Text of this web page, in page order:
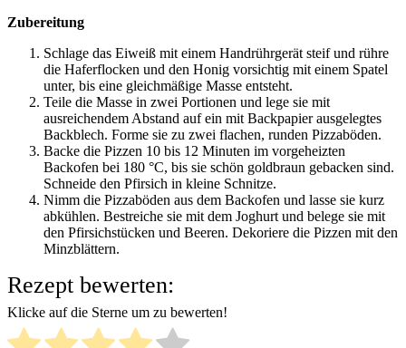
Zubereitung
Schlage das Eiweiß mit einem Handrührgerät steif und rühre
die Haferflocken und den Honig vorsichtig mit einem Spatel
unter, bis eine gleichmäßige Masse entsteht.
Teile die Masse in zwei Portionen und lege sie mit
ausreichendem Abstand auf ein mit Backpapier ausgelegtes
Backblech. Forme sie zu zwei flachen, runden Pizzaböden.
Backe die Pizzen 10 bis 12 Minuten im vorgeheizten
Backofen bei 180 °C, bis sie schön goldbraun gebacken sind.
Schneide den Pfirsich in kleine Schnitze.
Nimm die Pizzaböden aus dem Backofen und lasse sie kurz
abkühlen. Bestreiche sie mit dem Joghurt und belege sie mit
den Pfirsichstücken und Beeren. Dekoriere die Pizzen mit den
Minzblättern.
Rezept bewerten:
Klicke auf die Sterne um zu bewerten!